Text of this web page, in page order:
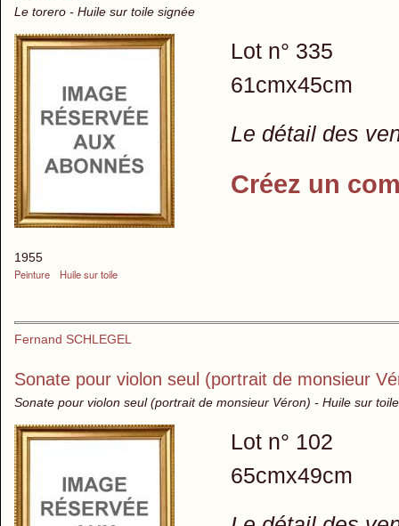
Le torero - Huile sur toile signée
1955
Peinture
Huile sur toile
Lot n° 335
61cmx45cm
Le détail des
Créez un
Fernand SCHLEGEL
Sonate pour violon seul (portrait de monsieur
Sonate pour violon seul (portrait de monsieur Véron) - Huile sur
Lot n° 102
65cmx49cm